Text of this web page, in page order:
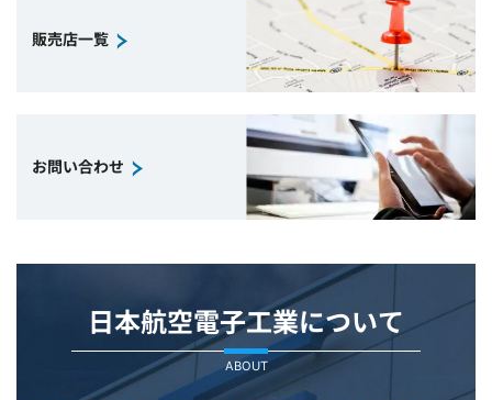
販売店一覧
お問い合わせ
日本航空電子工業について
ABOUT